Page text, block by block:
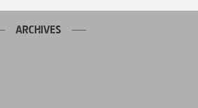
ARCHIVES